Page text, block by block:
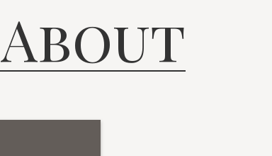
About